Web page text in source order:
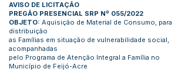
AVISO DE LICITAÇÃO
PREGÃO PRESENCIAL SRP Nº 055/2022
OBJETO: Aquisição de Material de Consumo, para
distribuição
as Famílias em situação de vulnerabilidade social,
acompanhadas
pelo Programa de Atenção Integral a Família no
Município de Feijó-Acre